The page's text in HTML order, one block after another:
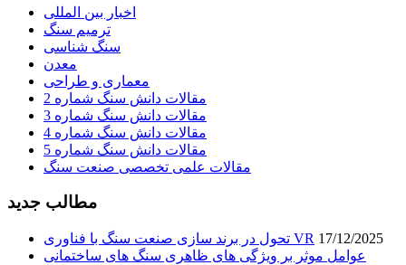
اخبار بین المللی
ترمیم سنگ
سنگ شناسی
معدن
معماری و طراحی
مقالات دانش سنگ شماره 2
مقالات دانش سنگ شماره 3
مقالات دانش سنگ شماره 4
مقالات دانش سنگ شماره 5
مقالات علمی تخصصی صنعت سنگ
مطالب جدید
تحول در برند سازی صنعت سنگ با فناوری VR 17/12/2025
عوامل موثر بر ویژگی های ظاهری سنگ های ساختمانی